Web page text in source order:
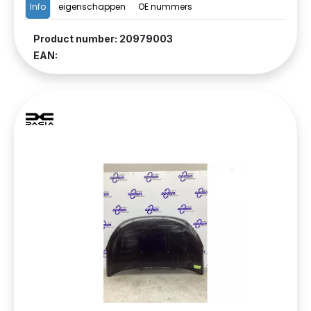
Info eigenschappen OE nummers
Product number: 20979003
EAN: